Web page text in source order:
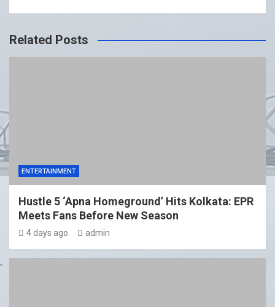
Related Posts
ENTERTAINMENT
Hustle 5 ‘Apna Homeground’ Hits Kolkata: EPR
Meets Fans Before New Season
4 days ago admin